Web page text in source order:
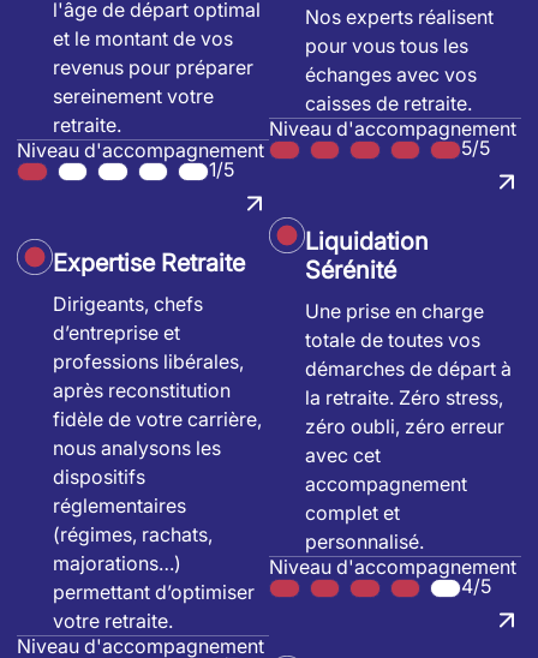
l'âge de départ optimal
et le montant de vos
revenus pour préparer
sereinement votre
retraite.
Niveau d'accompagnement
1/5
Expertise Retraite
Dirigeants, chefs
d’entreprise et
professions libérales,
après reconstitution
fidèle de votre carrière,
nous analysons les
dispositifs
réglementaires
(régimes, rachats,
majorations…)
permettant d’optimiser
votre retraite.
Niveau d'accompagnement
Nos experts réalisent
pour vous tous les
échanges avec vos
caisses de retraite.
Niveau d'accompagnement
5/5
Liquidation
Sérénité
Une prise en charge
totale de toutes vos
démarches de départ à
la retraite. Zéro stress,
zéro oubli, zéro erreur
avec cet
accompagnement
complet et
personnalisé.
Niveau d'accompagnement
4/5